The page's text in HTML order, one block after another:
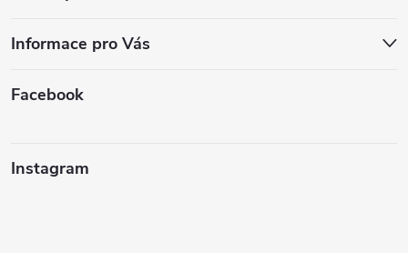
Informace pro Vás
Facebook
Instagram